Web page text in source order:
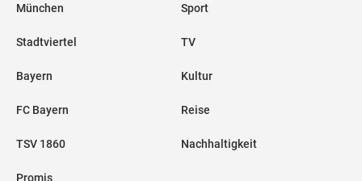
München
Stadtviertel
Bayern
FC Bayern
TSV 1860
Promis
Sport
TV
Kultur
Reise
Nachhaltigkeit